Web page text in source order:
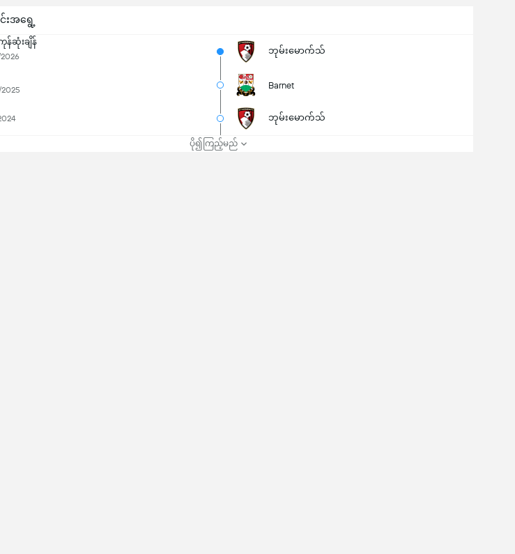
င်းအရွေ့
န်ဆုံးချိန်
ဘုမ်းမောက်သ်
Barnet
ဘုမ်းမောက်သ်
ပို၍ကြည့်မည်